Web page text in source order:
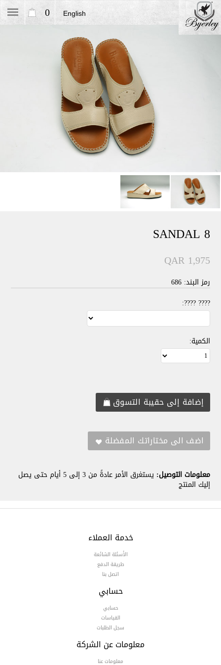
English
0
SANDAL 8
QAR 1,975
رمز البند: 686
???? ????:
الكمية:
معلومات التوصيل: يستغرق الأمر عادةً من 3 إلى 5 أيام حتى يصل
إليك المنتج
خدمة العملاء
الأسئلة الشائعة
طريقة الدفع
اتصل بنا
حسابي
حسابي
القياسات
سجل الطلبات
معلومات عن الشركة
معلومات عنا